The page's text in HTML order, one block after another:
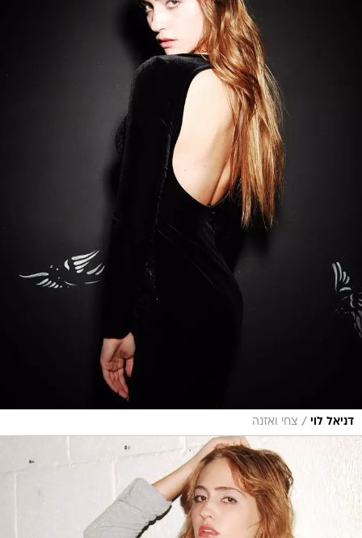
דניאל לוי / צחי ואזנה